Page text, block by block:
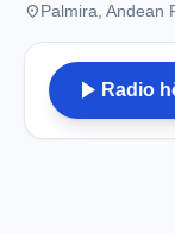
placePalmira, Andean
play_arrow Radio